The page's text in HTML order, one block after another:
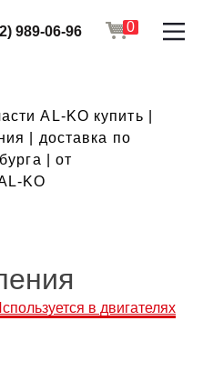
989-06-96 0
AL-KO купить |
| доставка по
| от
KO
в двигателях